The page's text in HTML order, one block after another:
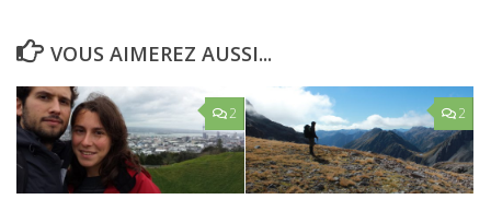
VOUS AIMEREZ AUSSI...
2 2